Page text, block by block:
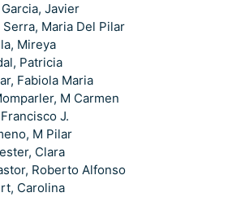
Javier
Maria Del Pilar
Mireya
Patricia
Fabiola Maria
M Carmen
J.
M Pilar
Clara
Roberto Alfonso
Carolina